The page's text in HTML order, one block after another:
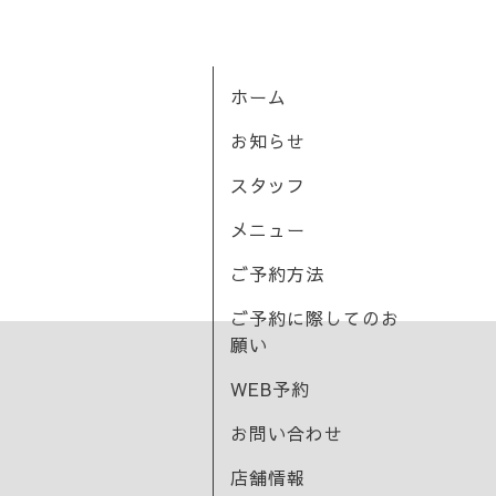
ホーム
お知らせ
スタッフ
メニュー
ご予約方法
ご予約に際してのお
願い
WEB予約
お問い合わせ
店舗情報